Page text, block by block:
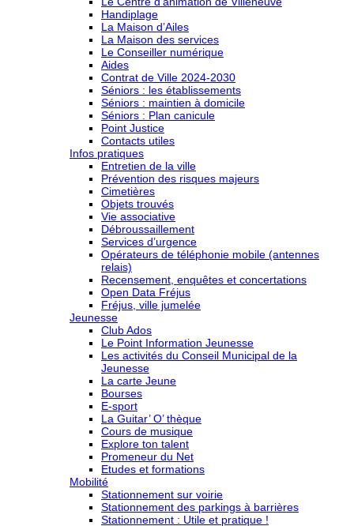
Handiplage
La Maison d’Ailes
La Maison des services
Le Conseiller numérique
Aides
Contrat de Ville 2024-2030
Séniors : les établissements
Séniors : maintien à domicile
Séniors : Plan canicule
Point Justice
Contacts utiles
Infos pratiques
Entretien de la ville
Prévention des risques majeurs
Cimetières
Objets trouvés
Vie associative
Débroussaillement
Services d’urgence
Opérateurs de téléphonie mobile (antennes
relais)
Recensement, enquêtes et concertations
Open Data Fréjus
Fréjus, ville jumelée
Jeunesse
Club Ados
Le Point Information Jeunesse
Les activités du Conseil Municipal de la
Jeunesse
La carte Jeune
Bourses
E-sport
La Guitar’ O’ thèque
Cours de musique
Explore ton talent
Promeneur du Net
Etudes et formations
Mobilité
Stationnement sur voirie
Stationnement des parkings à barrières
Stationnement : Utile et pratique !